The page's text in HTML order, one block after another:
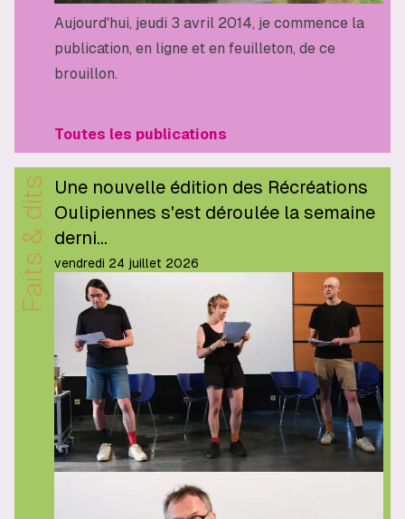
Aujourd'hui, jeudi 3 avril 2014, je commence la
publication, en ligne et en feuilleton, de ce
brouillon.
Toutes les publications
Faits & dits
Une nouvelle édition des Récréations
Oulipiennes s'est déroulée la semaine
derni…
vendredi 24 juillet 2026